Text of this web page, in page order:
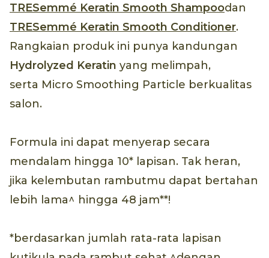
TRESemmé Keratin Smooth Shampoodan
TRESemmé Keratin Smooth Conditioner.
Rangkaian produk ini punya kandungan
Hydrolyzed Keratin yang melimpah,
serta Micro Smoothing Particle berkualitas
salon.
Formula ini dapat menyerap secara
mendalam hingga 10* lapisan. Tak heran,
jika kelembutan rambutmu dapat bertahan
lebih lama^ hingga 48 jam**!
*berdasarkan jumlah rata-rata lapisan